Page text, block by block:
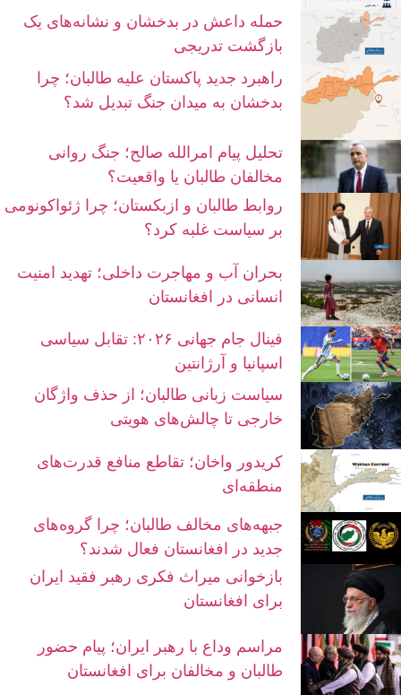
حمله داعش در بدخشان و نشانه‌های یک
بازگشت تدریجی
راهبرد جدید پاکستان علیه طالبان؛ چرا
بدخشان به میدان جنگ تبدیل شد؟
تحلیل پیام امرالله صالح؛ جنگ روانی
مخالفان طالبان یا واقعیت؟
روابط طالبان و ازبکستان؛ چرا ژئواکونومی
بر سیاست غلبه کرد؟
بحران آب و مهاجرت داخلی؛ تهدید امنیت
انسانی در افغانستان
فینال جام جهانی ۲۰۲۶: تقابل سیاسی
اسپانیا و آرژانتین
سیاست زبانی طالبان؛ از حذف واژگان
خارجی تا چالش‌های هویتی
کریدور واخان؛ تقاطع منافع قدرت‌های
منطقه‌ای
جبهه‌های مخالف طالبان؛ چرا گروه‌های
جدید در افغانستان فعال شدند؟
بازخوانی میراث فکری رهبر فقید ایران
برای افغانستان
مراسم وداع با رهبر ایران؛ پیام حضور
طالبان و مخالفان برای افغانستان